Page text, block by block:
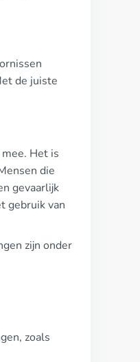
de juiste
Het is
die
gevaarlijk
gebruik van
zijn onder
zoals